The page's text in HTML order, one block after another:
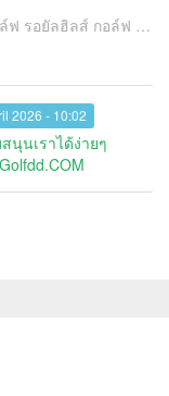
สนามกอล์ฟ รอยัลฮิลส์ กอล์ฟ รีสอร์ท แอนด์ สปา
2026 - 10:02
นเราได้ง่ายๆ